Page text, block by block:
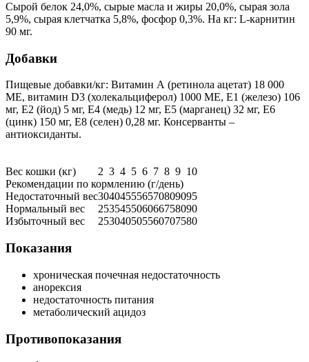
Сырой белок 24,0%, сырые масла и жиры 20,0%, сырая зола
5,9%, сырая клетчатка 5,8%, фосфор 0,3%. На кг: L-карнитин
90 мг.
Добавки
Пищевые добавки/кг: Витамин А (ретинола ацетат) 18 000
МЕ, витамин D3 (холекальциферол) 1000 МЕ, Е1 (железо) 106
мг, Е2 (йод) 5 мг, Е4 (медь) 12 мг, Е5 (марганец) 32 мг, Е6
(цинк) 150 мг, Е8 (селен) 0,28 мг. Консерванты –
антиоксиданты.
Вес кошки (кг) 2 3 4 5 6 7 8 9 10
Рекомендации по кормлению (г/день)
Недостаточный вес304045556570809095
Нормальный вес
253545506066758090
Избыточный вес
253040505560707580
Показания
хроническая почечная недостаточность
анорексия
недостаточность питания
метаболический ацидоз
Противопоказания